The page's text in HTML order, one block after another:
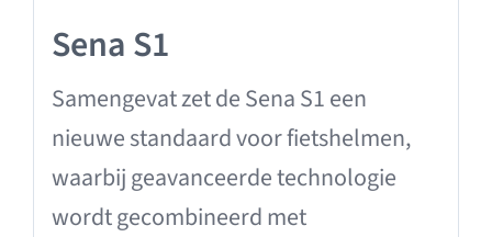
Sena S1
Samengevat zet de Sena S1 een
nieuwe standaard voor fietshelmen,
waarbij geavanceerde technologie
wordt gecombineerd met